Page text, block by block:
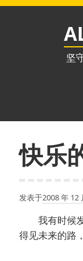
跳
坚
快乐
发表于2008 年 12
我有时候发
得见未来的路